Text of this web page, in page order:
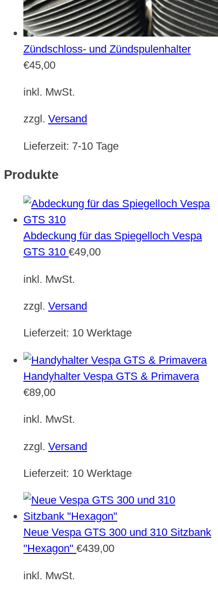
Zündschloss- und Zündspulenhalter
€45,00
inkl. MwSt.
zzgl. Versand
Lieferzeit: 7-10 Tage
Produkte
Abdeckung für das Spiegelloch Vespa
GTS 310 €49,00
inkl. MwSt.
zzgl. Versand
Lieferzeit: 10 Werktage
Handyhalter Vespa GTS & Primavera
€89,00
inkl. MwSt.
zzgl. Versand
Lieferzeit: 10 Werktage
Neue Vespa GTS 300 und 310 Sitzbank
"Hexagon" €439,00
inkl. MwSt.